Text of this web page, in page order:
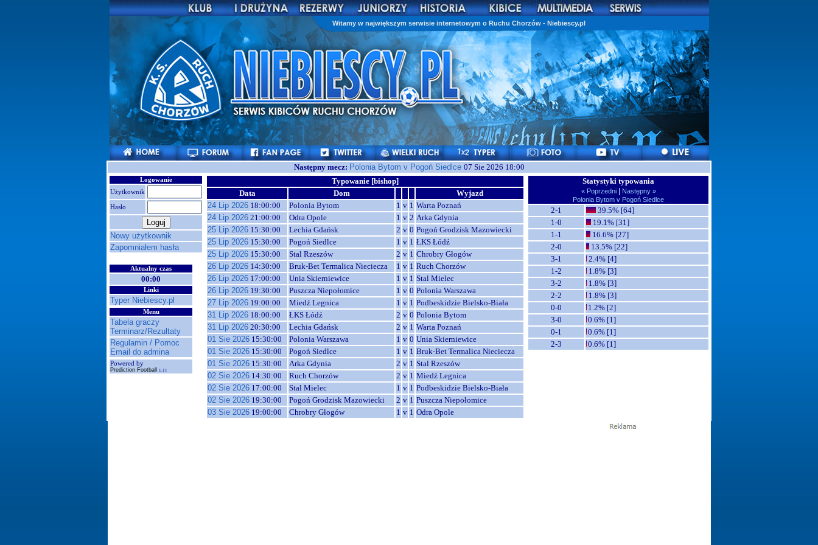
Witamy w największym serwisie internetowym o Ruchu Chorzów - Niebiescy.pl
Następny mecz: Polonia Bytom v Pogoń Siedlce 07 Sie 2026 18:00
Logowanie
Użytkownik
Hasło
Nowy użytkownik
Zapomniałem hasła
Aktualny czas
00:00
Linki
Typer Niebiescy.pl
Menu
Tabela graczy
Terminarz/Rezultaty
Regulamin / Pomoc
Email do admina
Powered by
Prediction Football 1.11
Typowanie [bishop]
Data
Dom
Wyjazd
24 Lip 2026 18:00:00 Polonia Bytom 1 v 1 Warta Poznań
24 Lip 2026 21:00:00 Odra Opole 1 v 2 Arka Gdynia
25 Lip 2026 15:30:00 Lechia Gdańsk 2 v 0 Pogoń Grodzisk Mazowiecki
25 Lip 2026 15:30:00 Pogoń Siedlce 1 v 1 ŁKS Łódź
25 Lip 2026 15:30:00 Stal Rzeszów 2 v 1 Chrobry Głogów
26 Lip 2026 14:30:00 Bruk-Bet Termalica Nieciecza 1 v 1 Ruch Chorzów
26 Lip 2026 17:00:00 Unia Skierniewice 1 v 1 Stal Mielec
26 Lip 2026 19:30:00 Puszcza Niepołomice 1 v 0 Polonia Warszawa
27 Lip 2026 19:00:00 Miedź Legnica 1 v 1 Podbeskidzie Bielsko-Biała
31 Lip 2026 18:00:00 ŁKS Łódź 2 v 0 Polonia Bytom
31 Lip 2026 20:30:00 Lechia Gdańsk 2 v 1 Warta Poznań
01 Sie 2026 15:30:00 Polonia Warszawa 1 v 0 Unia Skierniewice
01 Sie 2026 15:30:00 Pogoń Siedlce 1 v 1 Bruk-Bet Termalica Nieciecza
01 Sie 2026 15:30:00 Arka Gdynia 2 v 1 Stal Rzeszów
02 Sie 2026 14:30:00 Ruch Chorzów 2 v 1 Miedź Legnica
02 Sie 2026 17:00:00 Stal Mielec 1 v 1 Podbeskidzie Bielsko-Biała
02 Sie 2026 19:30:00 Pogoń Grodzisk Mazowiecki 2 v 1 Puszcza Niepołomice
03 Sie 2026 19:00:00 Chrobry Głogów 1 v 1 Odra Opole
Statystyki typowania
« Poprzedni | Następny »
Polonia Bytom v Pogoń Siedlce
2-1
39.5% [64]
1-0
19.1% [31]
1-1
16.6% [27]
2-0
13.5% [22]
3-1
2.4% [4]
1-2
1.8% [3]
3-2
1.8% [3]
2-2
1.8% [3]
0-0
1.2% [2]
3-0
0.6% [1]
0-1
0.6% [1]
2-3
0.6% [1]